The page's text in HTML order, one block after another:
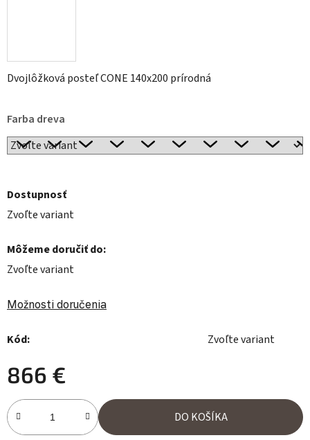
Dvojlôžková posteľ CONE 140x200 prírodná
Farba dreva
Dostupnosť
Zvoľte variant
Môžeme doručiť do:
Zvoľte variant
Možnosti doručenia
Kód: Zvoľte variant
866 €
Jednotková cena:
DO KOŠÍKA